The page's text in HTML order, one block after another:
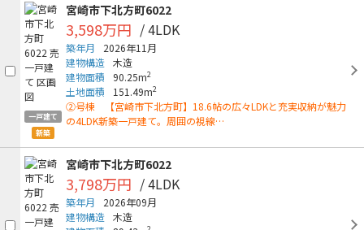
一戸建て
新築
宮崎市下北方町6022
3,598万円 / 4LDK
築年月
2026年11月
建物構造 木造
建物面積
90.25m2
土地面積 151.49m2
②号棟 【宮崎市下北方町】18.6帖の広々LDKと充実収納が魅力
の4LDK新築一戸建て。周囲の視線…
宮崎市下北方町6022
3,798万円 / 4LDK
築年月
2026年09月
建物構造 木造